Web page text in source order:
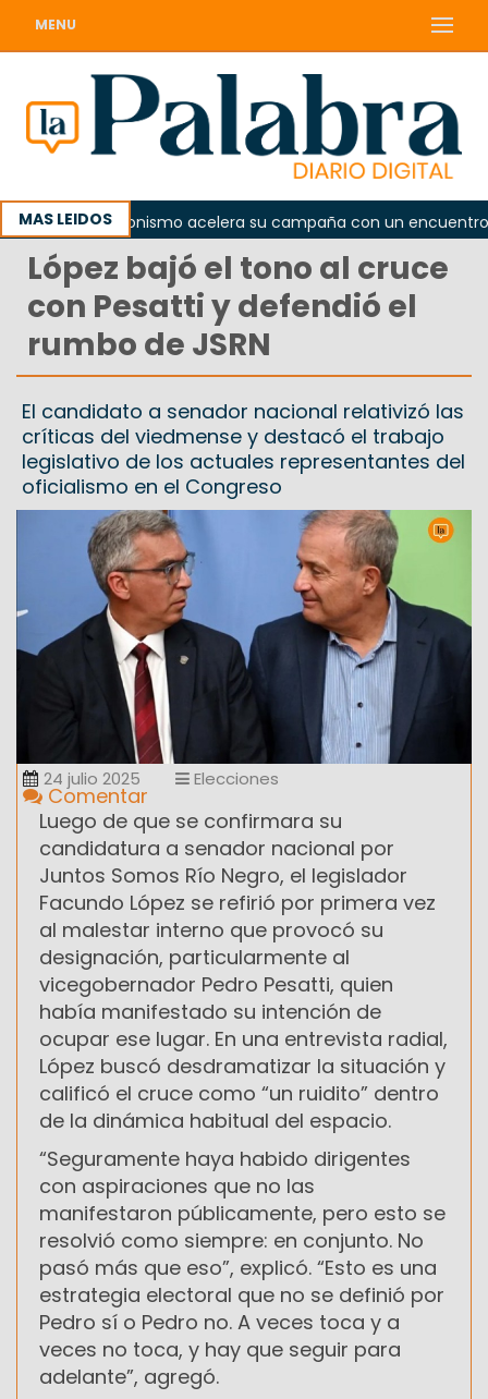
MENU
MAS LEIDOS
El peronismo acelera su campaña con un encuentro
López bajó el tono al cruce
con Pesatti y defendió el
rumbo de JSRN
El candidato a senador nacional relativizó las
críticas del viedmense y destacó el trabajo
legislativo de los actuales representantes del
oficialismo en el Congreso
24 julio 2025 Elecciones
Comentar
Luego de que se confirmara su
candidatura a senador nacional por
Juntos Somos Río Negro, el legislador
Facundo López se refirió por primera vez
al malestar interno que provocó su
designación, particularmente al
vicegobernador Pedro Pesatti, quien
había manifestado su intención de
ocupar ese lugar. En una entrevista radial,
López buscó desdramatizar la situación y
calificó el cruce como “un ruidito” dentro
de la dinámica habitual del espacio.
“Seguramente haya habido dirigentes
con aspiraciones que no las
manifestaron públicamente, pero esto se
resolvió como siempre: en conjunto. No
pasó más que eso”, explicó. “Esto es una
estrategia electoral que no se definió por
Pedro sí o Pedro no. A veces toca y a
veces no toca, y hay que seguir para
adelante”, agregó.